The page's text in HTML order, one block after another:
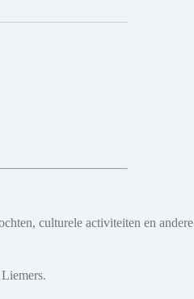
culturele activiteiten en